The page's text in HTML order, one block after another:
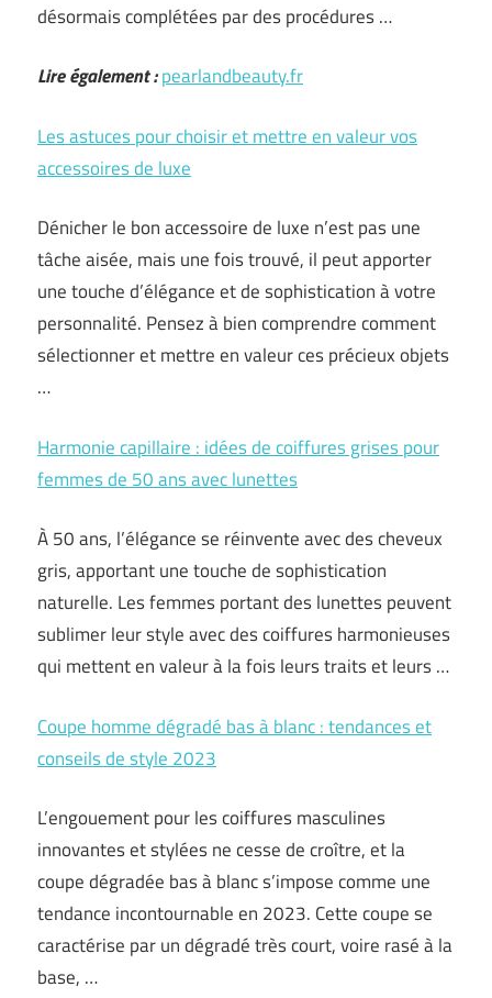
désormais complétées par des procédures …
Lire également :pearlandbeauty.fr
Les astuces pour choisir et mettre en valeur vos
accessoires de luxe
Dénicher le bon accessoire de luxe n’est pas une
tâche aisée, mais une fois trouvé, il peut apporter
une touche d’élégance et de sophistication à votre
personnalité. Pensez à bien comprendre comment
sélectionner et mettre en valeur ces précieux objets
…
Harmonie capillaire : idées de coiffures grises pour
femmes de 50 ans avec lunettes
À 50 ans, l’élégance se réinvente avec des cheveux
gris, apportant une touche de sophistication
naturelle. Les femmes portant des lunettes peuvent
sublimer leur style avec des coiffures harmonieuses
qui mettent en valeur à la fois leurs traits et leurs …
Coupe homme dégradé bas à blanc : tendances et
conseils de style 2023
L’engouement pour les coiffures masculines
innovantes et stylées ne cesse de croître, et la
coupe dégradée bas à blanc s’impose comme une
tendance incontournable en 2023. Cette coupe se
caractérise par un dégradé très court, voire rasé à la
base, …